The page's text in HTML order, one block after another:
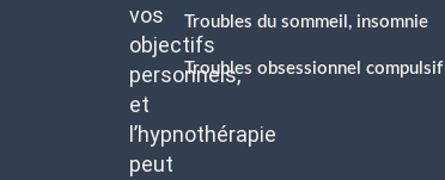
vos
objectifs
personnels,
et
l’hypnothérapie
peut
Troubles du sommeil, insomnie
Troubles obsessionnel compulsif